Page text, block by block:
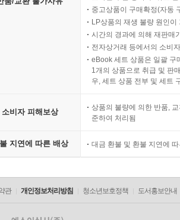
중고상품이 구매확정(자동
LP상품의 재생 불량 원인
시간의 경과에 의해 재판매
전자상거래 등에서의 소비
eBook 세트 상품은 일괄 구
1개의 상품으로 취급 및 판
우, 세트 상품 전부 및 세트
소비자 피해보상
상품의 불량에 의한 반품,
준하여 처리됨
지연에 따른 배상 대금 환불 및 환불 지연에
관 개인정보처리방침 청소년보호정책 도서홍보안내